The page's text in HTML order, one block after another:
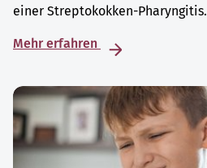
einer Streptokokken-Pharyngitis.
Mehr erfahren